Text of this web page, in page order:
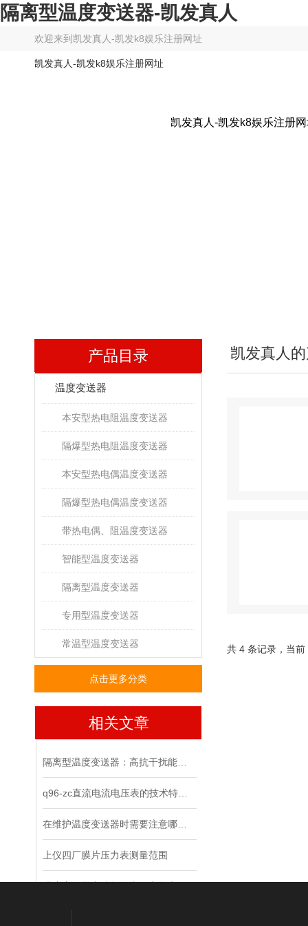
隔离型温度变送器-凯发真人
欢迎来到 凯发真人-凯发k8娱乐注册网址
凯发真人-凯发k8娱乐注册网址
凯发真人-凯发k8娱乐注册
产品目录
温度变送器
本安型热电阻温度变送器
隔爆型热电阻温度变送器
本安型热电偶温度变送器
隔爆型热电偶温度变送器
带热电偶、阻温度变送器
智能型温度变送器
隔离型温度变送器
专用型温度变送器
常温型温度变送器
点击更多分类
相关文章
上仪四厂膜片压力表测量范围
凯发真人
共 4 条记录，当